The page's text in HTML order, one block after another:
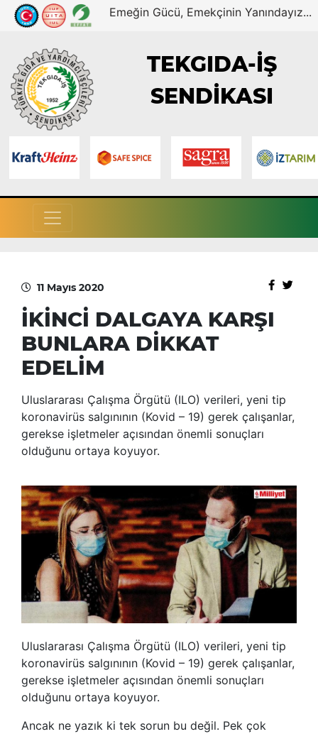
Emeğin Gücü, Emekçinin Yanındayız...
TEKGIDA-İŞ
SENDİKASI
11 Mayıs 2020
İKİNCİ DALGAYA KARŞI
BUNLARA DİKKAT
EDELİM
Uluslararası Çalışma Örgütü (ILO) verileri, yeni tip
koronavirüs salgınının (Kovid – 19) gerek çalışanlar,
gerekse işletmeler açısından önemli sonuçları
olduğunu ortaya koyuyor.
Uluslararası Çalışma Örgütü (ILO) verileri, yeni tip
koronavirüs salgınının (Kovid – 19) gerek çalışanlar,
gerekse işletmeler açısından önemli sonuçları
olduğunu ortaya koyuyor.
Ancak ne yazık ki tek sorun bu değil. Pek çok